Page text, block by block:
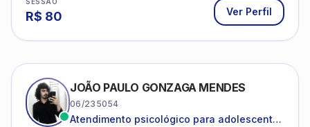
SESSÃO
R$ 80 Ver Perfil
JOÃO PAULO GONZAGA MENDES
06/235054
Atendimento psicológico para adolescentes